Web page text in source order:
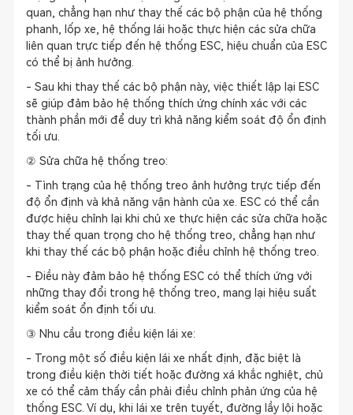
quan, chẳng hạn như thay thế các bộ phận của hệ thống
phanh, lốp xe, hệ thống lái hoặc thực hiện các sửa chữa
liên quan trực tiếp đến hệ thống ESC, hiệu chuẩn của ESC
có thể bị ảnh hưởng.
- Sau khi thay thế các bộ phận này, việc thiết lập lại ESC
sẽ giúp đảm bảo hệ thống thích ứng chính xác với các
thành phần mới để duy trì khả năng kiểm soát độ ổn định
tối ưu.
② Sửa chữa hệ thống treo:
- Tình trạng của hệ thống treo ảnh hưởng trực tiếp đến
độ ổn định và khả năng vận hành của xe. ESC có thể cần
được hiệu chỉnh lại khi chủ xe thực hiện các sửa chữa hoặc
thay thế quan trọng cho hệ thống treo, chẳng hạn như
khi thay thế các bộ phận hoặc điều chỉnh hệ thống treo.
- Điều này đảm bảo hệ thống ESC có thể thích ứng với
những thay đổi trong hệ thống treo, mang lại hiệu suất
kiểm soát ổn định tối ưu.
③ Nhu cầu trong điều kiện lái xe:
- Trong một số điều kiện lái xe nhất định, đặc biệt là
trong điều kiện thời tiết hoặc đường xá khắc nghiệt, chủ
xe có thể cảm thấy cần phải điều chỉnh phản ứng của hệ
thống ESC. Ví dụ, khi lái xe trên tuyết, đường lầy lội hoặc